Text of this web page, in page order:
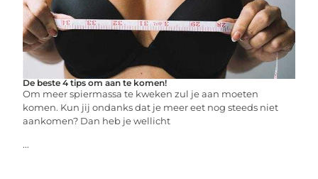
De beste 4 tips om aan te komen!
Om meer spiermassa te kweken zul je aan moeten
komen. Kun jij ondanks dat je meer eet nog steeds niet
aankomen? Dan heb je wellicht
...